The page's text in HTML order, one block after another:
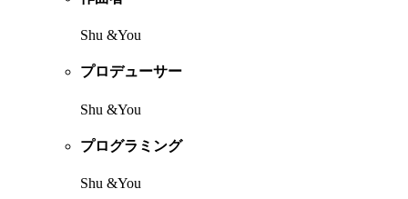
Shu &You
プロデューサー
Shu &You
プログラミング
Shu &You